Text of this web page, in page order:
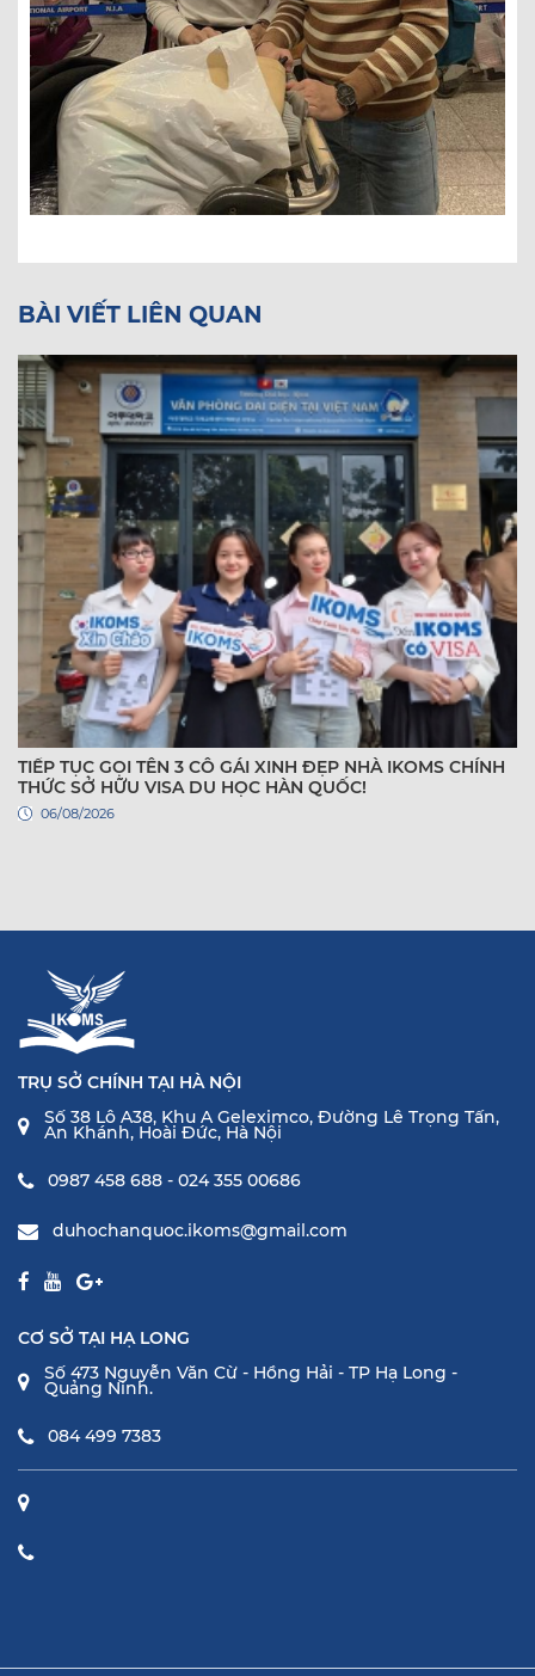
BÀI VIẾT LIÊN QUAN
TIẾP TỤC GỌI TÊN 3 CÔ GÁI XINH ĐẸP NHÀ IKOMS CHÍNH
THỨC SỞ HỮU VISA DU HỌC HÀN QUỐC!
06/08/2026
TRỤ SỞ CHÍNH TẠI HÀ NỘI
Số 38 Lô A38, Khu A Geleximco, Đường Lê Trọng Tấn,
An Khánh, Hoài Đức, Hà Nội
0987 458 688 - 024 355 00686
duhochanquoc.ikoms@gmail.com
CƠ SỞ TẠI HẠ LONG
Số 473 Nguyễn Văn Cừ - Hồng Hải - TP Hạ Long -
Quảng Ninh.
084 499 7383